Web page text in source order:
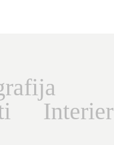
Interier